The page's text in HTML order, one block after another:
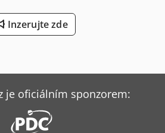
Inzerujte zde
je oficiálním sponzorem: